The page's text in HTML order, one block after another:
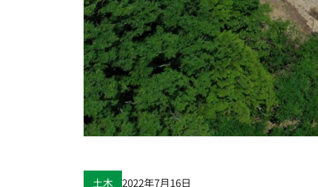
土木 2022年7月16日